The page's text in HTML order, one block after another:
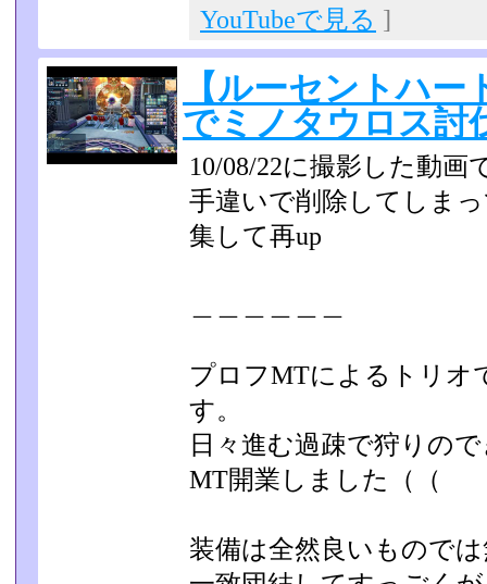
YouTubeで見る ]
【ルーセントハ
でミノタウロス討
10/08/22に撮影した動画
手違いで削除してしま
集して再up
プロフMTによるトリオ
す。
日々進む過疎で狩りの
MT開業しました（（
装備は全然良いもので